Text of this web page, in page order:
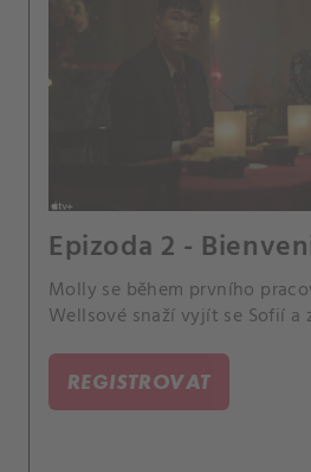
Epizoda 2 -
Molly se během prvního
Wellsové snaží vyjít se Sofií
REGISTROVAT